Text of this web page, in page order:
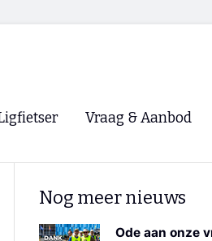
NVHPV
Vraag & Aanbod
Nog meer nieuws
Ode aan onze